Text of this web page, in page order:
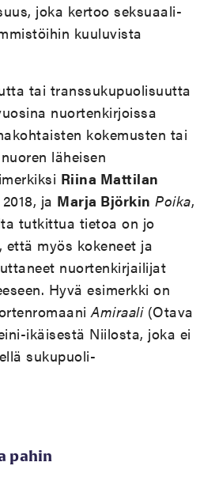
joka kertoo seksuaali-
kuuluvista
tai transsukupuolisuutta
nuortenkirjoissa
kokemusten tai
läheisen
Riina Mattilan
ja Marja Björkin Poika,
tutkittua tietoa on jo
myös kokeneet ja
nuortenkirjailijat
Hyvä esimerkki on
Amiraali(Otava
ikäisestä Niilosta, joka ei
sukupuoli-
pahin